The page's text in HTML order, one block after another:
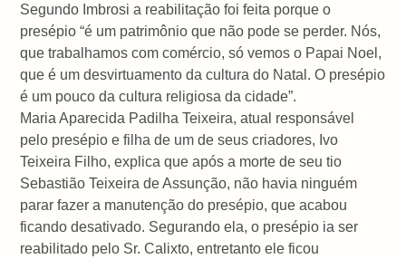
Segundo Imbrosi a reabilitação foi feita porque o
presépio “é um patrimônio que não pode se perder. Nós,
que trabalhamos com comércio, só vemos o Papai Noel,
que é um desvirtuamento da cultura do Natal. O presépio
é um pouco da cultura religiosa da cidade”.
Maria Aparecida Padilha Teixeira, atual responsável
pelo presépio e filha de um de seus criadores, Ivo
Teixeira Filho, explica que após a morte de seu tio
Sebastião Teixeira de Assunção, não havia ninguém
parar fazer a manutenção do presépio, que acabou
ficando desativado. Segurando ela, o presépio ia ser
reabilitado pelo Sr. Calixto, entretanto ele ficou